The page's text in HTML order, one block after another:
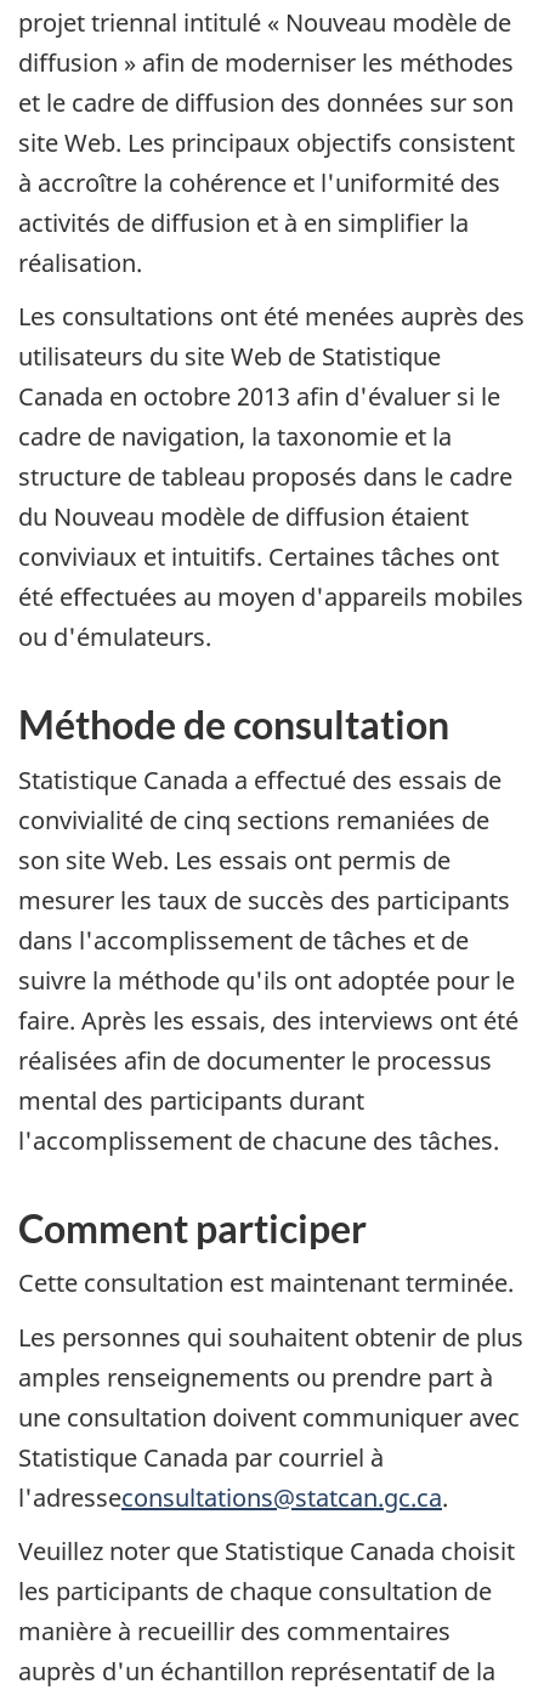
projet triennal intitulé « Nouveau modèle de
diffusion » afin de moderniser les méthodes
et le cadre de diffusion des données sur son
site Web. Les principaux objectifs consistent
à accroître la cohérence et l'uniformité des
activités de diffusion et à en simplifier la
réalisation.
Les consultations ont été menées auprès des
utilisateurs du site Web de Statistique
Canada en octobre 2013 afin d'évaluer si le
cadre de navigation, la taxonomie et la
structure de tableau proposés dans le cadre
du Nouveau modèle de diffusion étaient
conviviaux et intuitifs. Certaines tâches ont
été effectuées au moyen d'appareils mobiles
ou d'émulateurs.
Méthode de consultation
Statistique Canada a effectué des essais de
convivialité de cinq sections remaniées de
son site Web. Les essais ont permis de
mesurer les taux de succès des participants
dans l'accomplissement de tâches et de
suivre la méthode qu'ils ont adoptée pour le
faire. Après les essais, des interviews ont été
réalisées afin de documenter le processus
mental des participants durant
l'accomplissement de chacune des tâches.
Comment participer
Cette consultation est maintenant terminée.
Les personnes qui souhaitent obtenir de plus
amples renseignements ou prendre part à
une consultation doivent communiquer avec
Statistique Canada par courriel à
l'adresseconsultations@statcan.gc.ca.
Veuillez noter que Statistique Canada choisit
les participants de chaque consultation de
manière à recueillir des commentaires
auprès d'un échantillon représentatif de la